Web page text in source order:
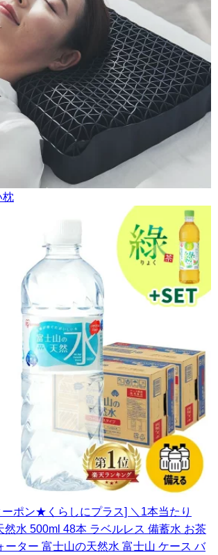
枕
ポン★くらしにプラス] ＼1本当たり
然水 500ml 48本 ラベルレス 備蓄水 お茶
ーター 富士山の天然水 富士山 ケース バ